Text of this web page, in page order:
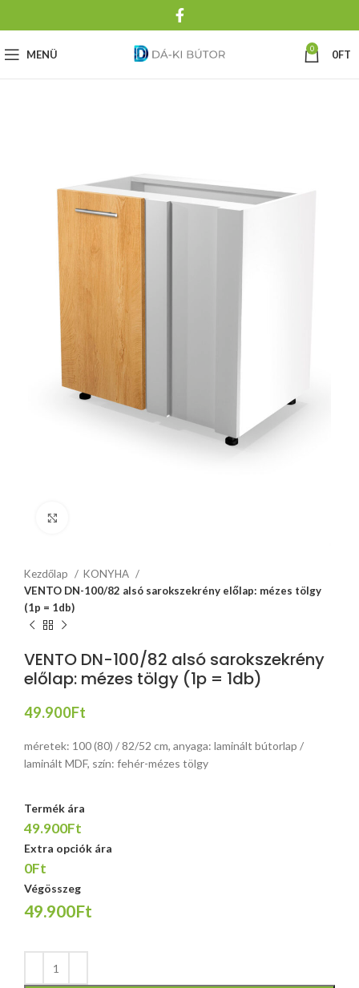
MENÜ 0 0FT
Kezdőlap
KONYHA
VENTO DN-100/82 alsó sarokszekrény előlap: mézes tölgy
(1p = 1db)
VENTO DN-100/82 alsó sarokszekrény
előlap: mézes tölgy (1p = 1db)
49.900Ft
méretek: 100 (80) / 82/52 cm, anyaga: laminált bútorlap /
laminált MDF, szín: fehér-mézes tölgy
Termék ára
49.900Ft
Extra opciók ára
0Ft
Végösszeg
49.900Ft